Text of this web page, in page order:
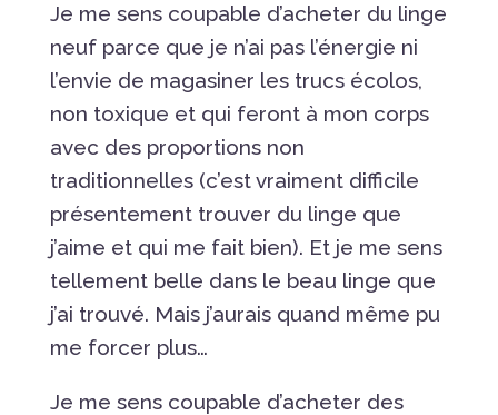
Je me sens coupable d’acheter du linge
neuf parce que je n’ai pas l’énergie ni
l’envie de magasiner les trucs écolos,
non toxique et qui feront à mon corps
avec des proportions non
traditionnelles (c’est vraiment difficile
présentement trouver du linge que
j’aime et qui me fait bien). Et je me sens
tellement belle dans le beau linge que
j’ai trouvé. Mais j’aurais quand même pu
me forcer plus…
Je me sens coupable d’acheter des